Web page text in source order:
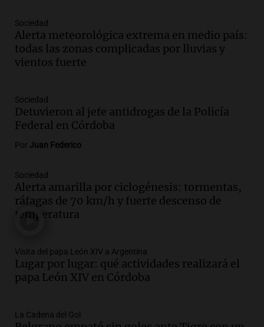
Audio.
delincuentes persiguen y golpean a
motociclista para robarle
Panorama Federal
Audio.
disminuye un 0,69% en julio, según el
Mercado Norte
Episodios
marchará en San Luis contra reforma de
ley de tierras este jueves
Panorama Federal
Episodios
Córdoba: calor y alertas de tormenta
para el jueves 6 de agosto
Noticias
Audio. Alerta amarillo en Córdoba por
riesgo de incendios: Vientos de hasta 90
Sociedad
Alerta meteorológica extrema en medio país:
todas las zonas complicadas por lluvias y
vientos fuerte
Sociedad
Detuvieron al jefe antidrogas de la Policía
Federal en Córdoba
Por Juan Federico
Sociedad
Alerta amarilla por ciclogénesis: tormentas,
ráfagas de 70 km/h y fuerte descenso de
temperatura
Visita del papa León XIV a Argentina
Lugar por lugar: qué actividades realizará el
papa León XIV en Córdoba
La Cadena del Gol